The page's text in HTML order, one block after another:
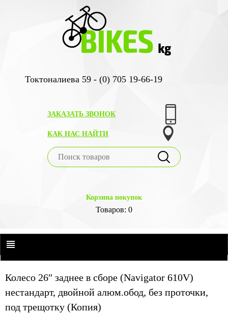
Токтоналиева 59 - (0) 705 19-66-19
ЗАКАЗАТЬ ЗВОНОК
КАК НАС НАЙТИ
Корзина покупок
Товаров: 0
Колесо 26″ заднее в сборе (Navigator 610V)
нестандарт, двойной алюм.обод, без проточки,
под трещотку (Копия)